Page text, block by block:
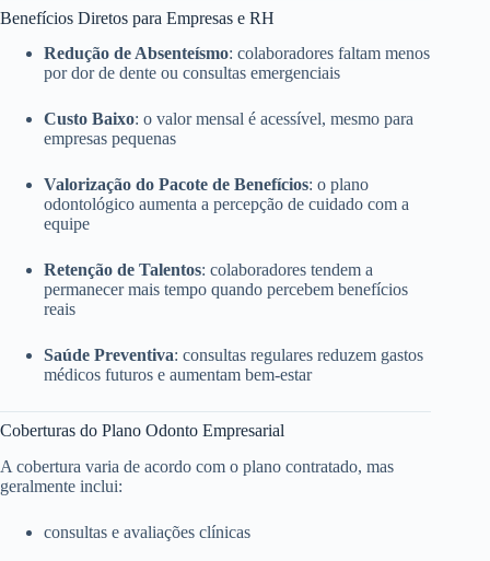
Benefícios Diretos para Empresas e RH
Redução de Absenteísmo: colaboradores faltam menos
por dor de dente ou consultas emergenciais
Custo Baixo: o valor mensal é acessível, mesmo para
empresas pequenas
Valorização do Pacote de Benefícios: o plano
odontológico aumenta a percepção de cuidado com a
equipe
Retenção de Talentos: colaboradores tendem a
permanecer mais tempo quando percebem benefícios
reais
Saúde Preventiva: consultas regulares reduzem gastos
médicos futuros e aumentam bem-estar
Coberturas do Plano Odonto Empresarial
A cobertura varia de acordo com o plano contratado, mas
geralmente inclui:
consultas e avaliações clínicas